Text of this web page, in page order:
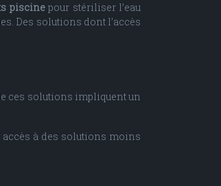
piscinepour stériliser l’eau
Des solutions dont l’accès
ces solutions impliquent un
accès à des solutions moins